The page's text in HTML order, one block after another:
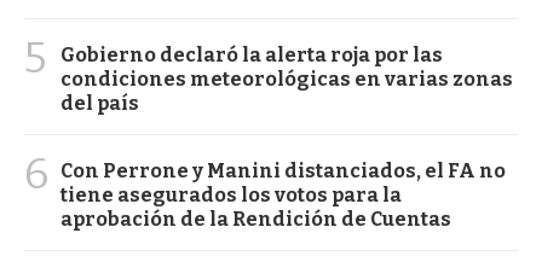
5
Gobierno declaró la alerta roja por las
condiciones meteorológicas en varias zonas
del país
6
Con Perrone y Manini distanciados, el FA no
tiene asegurados los votos para la
aprobación de la Rendición de Cuentas